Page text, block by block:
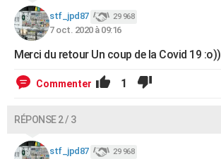
GUIDES D'ACHAT
BONS PLANS
Carte de Noël
Carte Bonne année
Carte Saint-Valentin
Carte Pâques
Carte d'anniversaire
Dictionnaire
Biographies
Citations
Expressions
Proverbes
PROGRAMME TV
COPAINS D'AVANT
stf_jpd87 29 968
7 oct. 2020 à 09:16
Merci du retour Un coup de la Covid 19 :o))
Commenter 1
RÉPONSE 2 / 3
stf_jpd87 29 968